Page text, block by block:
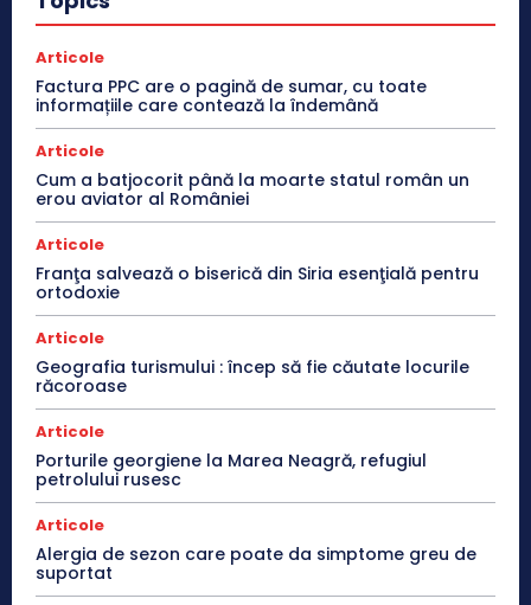
Articole
Factura PPC are o pagină de sumar, cu toate
informațiile care contează la îndemână
Articole
Cum a batjocorit până la moarte statul român un
erou aviator al României
Articole
Franţa salvează o biserică din Siria esenţială pentru
ortodoxie
Articole
Geografia turismului : încep să fie căutate locurile
răcoroase
Articole
Porturile georgiene la Marea Neagră, refugiul
petrolului rusesc
Articole
Alergia de sezon care poate da simptome greu de
suportat